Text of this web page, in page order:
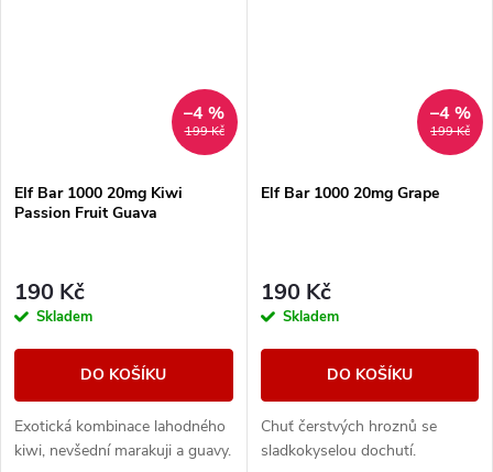
199 Kč
–4 %
Elf Bar 1000 20mg Kiwi
Passion Fruit Guava
190 Kč
Skladem
DO KOŠÍKU
Exotická kombinace lahodného
kiwi, nevšední marakuji a guavy.
199 Kč
–4 %
Elf Bar 1000 20mg Grape
190 Kč
Skladem
DO KOŠÍKU
Chuť čerstvých hroznů se
sladkokyselou dochutí.